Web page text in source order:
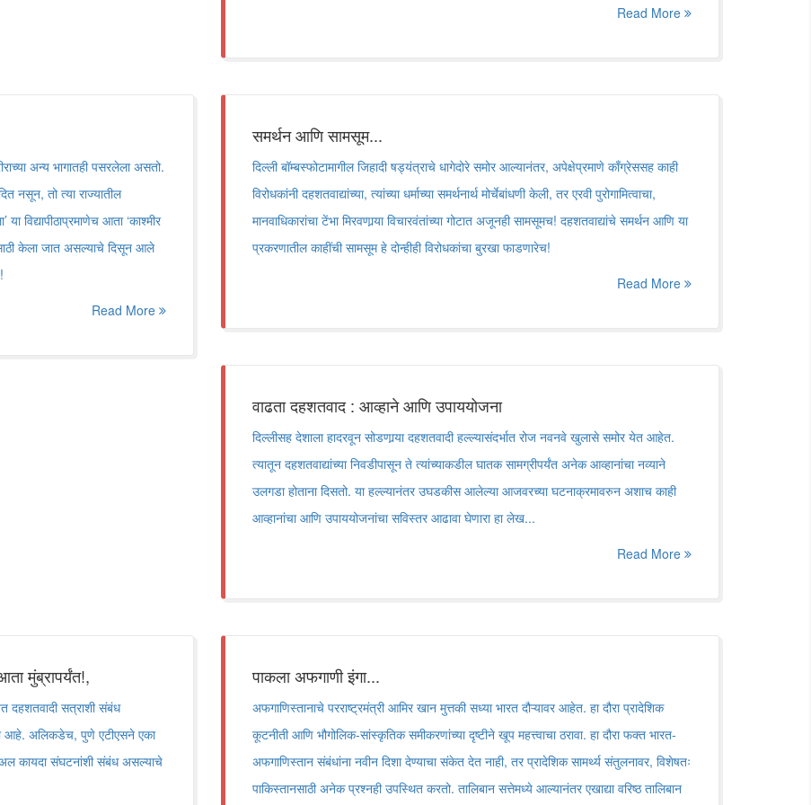
Read More
अन्य भागातही पसरलेला असतो.
नसून, तो त्या राज्यातील
विद्यापीठाप्रमाणेच आता ‘काश्मीर
केला जात असल्याचे दिसून आले
Read More
समर्थन आणि सामसूम...
दिल्ली बॉम्बस्फोटामागील जिहादी षड्यंत्राचे धागेदोरे समोर आल्यानंतर, अपेक्षेप्रमाणे काँग्रेससह काही
विरोधकांनी दहशतवाद्यांच्या, त्यांच्या धर्माच्या समर्थनार्थ मोर्चेबांधणी केली, तर एरवी पुरोगामित्वाचा,
मानवाधिकारांचा टेंभा मिरवणार्‍या विचारवंतांच्या गोटात अजूनही सामसूमच! दहशतवाद्यांचे समर्थन आणि या
प्रकरणातील काहींची सामसूम हे दोन्हीही विरोधकांचा बुरखा फाडणारेच!
Read More
वाढता दहशतवाद : आव्हाने आणि उपाययोजना
दिल्लीसह देशाला हादरवून सोडणार्‍या दहशतवादी हल्ल्यासंदर्भात रोज नवनवे खुलासे समोर येत आहेत.
त्यातून दहशतवाद्यांच्या निवडीपासून ते त्यांच्याकडील घातक सामग्रीपर्यंत अनेक आव्हानांचा नव्याने
उलगडा होताना दिसतो. या हल्ल्यानंतर उघडकीस आलेल्या आजवरच्या घटनाक्रमावरुन अशाच काही
आव्हानांचा आणि उपाययोजनांचा सविस्तर आढावा घेणारा हा लेख...
Read More
मुंब्रापर्यंत!,
दहशतवादी सत्राशी संबंध
आहे. अलिकडेच, पुणे एटीएसने एका
कायदा संघटनांशी संबंध असल्याचे
पाकला अफगाणी इंगा...
अफगाणिस्तानाचे परराष्ट्रमंत्री आमिर खान मुत्तकी सध्या भारत दौऱ्यावर आहेत. हा दौरा प्रादेशिक
कूटनीती आणि भौगोलिक-सांस्कृतिक समीकरणांच्या दृष्टीने खूप महत्त्वाचा ठरावा. हा दौरा फक्त भारत-
अफगाणिस्तान संबंधांना नवीन दिशा देण्याचा संकेत देत नाही, तर प्रादेशिक सामर्थ्य संतुलनावर, विशेषतः
पाकिस्तानसाठी अनेक प्रश्नही उपस्थित करतो. तालिबान सत्तेमध्ये आल्यानंतर एखाद्या वरिष्ठ तालिबान